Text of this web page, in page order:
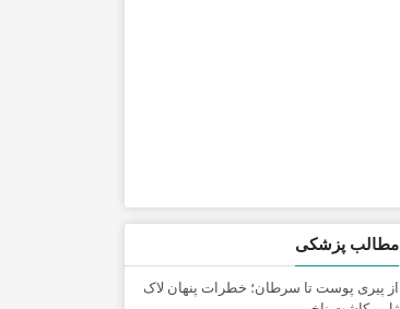
مطالب پزشکی
از پیری پوست تا سرطان؛ خطرات پنهان لاک